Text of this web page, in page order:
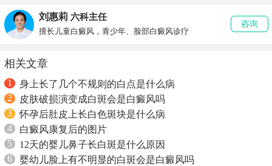
刘惠莉 六科主任
擅长儿童白癜风，青少年、脸部白癜风诊疗
咨询
相关文章
1
身上长了几个不规则的白点是什么病
2
皮肤破损演变成白斑会是白癜风吗
3
怀孕后肚皮上长白色斑块是什么病
4
白癜风康复后的图片
5
12天的婴儿鼻子长白斑是什么原因
6
婴幼儿脸上有不明显的白斑会是白癜风吗